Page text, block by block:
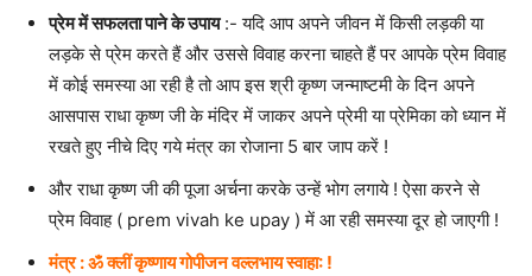
प्रेम में सफलता पाने के उपाय:- यदि आप अपने जीवन में किसी लड़की या
लड़के से प्रेम करते हैं और उससे विवाह करना चाहते हैं पर आपके प्रेम विवाह
में कोई समस्या आ रही है तो आप इस श्री कृष्ण जन्माष्टमी के दिन अपने
आसपास राधा कृष्ण जी के मंदिर में जाकर अपने प्रेमी या प्रेमिका को ध्यान में
रखते हुए नीचे दिए गये मंत्र का रोजाना 5 बार जाप करें !
और राधा कृष्ण जी की पूजा अर्चना करके उन्हें भोग लगाये ! ऐसा करने से
प्रेम विवाह ( prem vivah ke upay ) में आ रही समस्या दूर हो जाएगी !
मंत्र : ॐ क्लीं कृष्णाय गोपीजन वल्लभाय स्वाहा: !